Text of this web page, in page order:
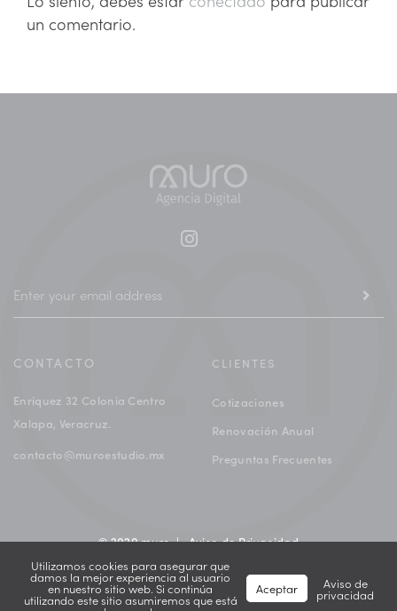
un comentario.
CONTACTO
Enriquez 32 Colonia Centro
Xalapa, Veracruz.
contacto@muroestudio.mx
CLIENTES
Cotizaciones
Renovación Anual
Preguntas Frecuentes
© 2020 muro |Aviso de Privacidad
Utilizamos cookies para asegurar que
damos la mejor experiencia al usuario
en nuestro sitio web. Si continúa
utilizando este sitio asumiremos que está
Aceptar Aviso de
privacidad